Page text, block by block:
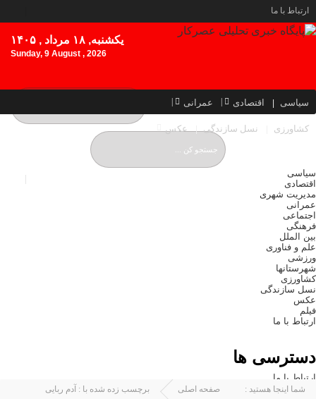
ارتباط با ما
یکشنبه, ۱۸ مرداد , ۱۴۰۵
Sunday, 9 August , 2026
سیاسی اقتصادی عمرانی
کشاورزی نسل سازندگی عکس
سیاسی
اقتصادی
مدیریت شهری
عمرانی
اجتماعی
فرهنگی
بین الملل
علم و فناوری
ورزشی
شهرستانها
کشاورزی
نسل سازندگی
عکس
فیلم
ارتباط با ما
دسترسی ها
ارتباط با ما
شما اینجا هستید : صفحه اصلی برچسب زده شده با : آدم ربایی